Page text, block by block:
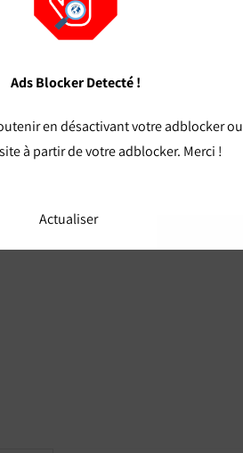
Ads Blocker Detecté !
en désactivant votre adblocker ou
à partir de votre adblocker. Merci !
Actualiser